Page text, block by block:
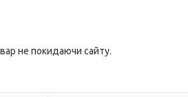
не покидаючи сайту.